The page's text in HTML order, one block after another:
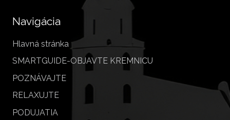
Navigácia
Hlavná stránka
SMARTGUIDE-OBJAVTE KREMNICU
POZNÁVAJTE
RELAXUJTE
PODUJATIA